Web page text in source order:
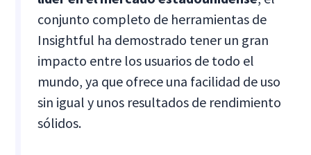
conjunto completo de herramientas de
Insightful ha demostrado tener un gran
impacto entre los usuarios de todo el
mundo, ya que ofrece una facilidad de uso
sin igual y unos resultados de rendimiento
sólidos.